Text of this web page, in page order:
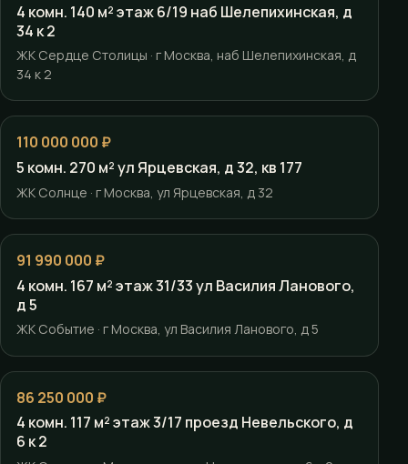
4 комн. 140 м² этаж 6/19 наб Шелепихинская, д
34 к 2
ЖК Сердце Столицы · г Москва, наб Шелепихинская, д
34 к 2
110 000 000 ₽
5 комн. 270 м² ул Ярцевская, д 32, кв 177
ЖК Солнце · г Москва, ул Ярцевская, д 32
91 990 000 ₽
4 комн. 167 м² этаж 31/33 ул Василия Ланового,
д 5
ЖК Событие · г Москва, ул Василия Ланового, д 5
86 250 000 ₽
4 комн. 117 м² этаж 3/17 проезд Невельского, д
6 к 2